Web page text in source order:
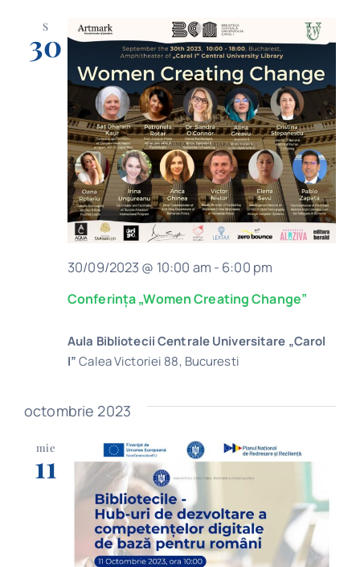
S
30
Conferința „Women Creating Change”
30/09/2023 @ 10:00 am - 6:00 pm
Aula Bibliotecii Centrale Universitare „Carol
I”Calea Victoriei 88, Bucuresti
octombrie 2023
mie
11